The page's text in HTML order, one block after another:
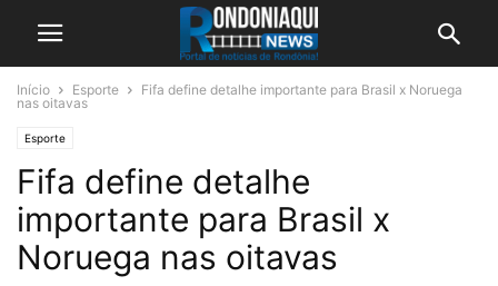
Início Esporte
Fifa define detalhe importante para Brasil x Noruega
nas oitavas
Esporte
Fifa define detalhe
importante para Brasil x
Noruega nas oitavas